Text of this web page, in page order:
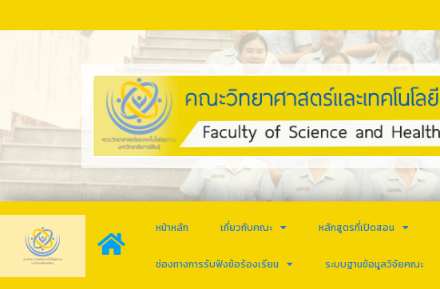
หน้าหลัก เกี่ยวกับคณะ หลักสูตรที่เปิดสอน
ช่องทางการรับฟังข้อร้องเรียน ระบบฐานข้อมูลวิจัยคณะ